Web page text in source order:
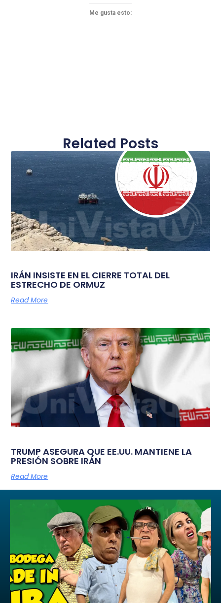
Me gusta esto:
Related Posts
IRÁN INSISTE EN EL CIERRE TOTAL DEL
ESTRECHO DE ORMUZ
Read More
TRUMP ASEGURA QUE EE.UU. MANTIENE LA
PRESIÓN SOBRE IRÁN
Read More